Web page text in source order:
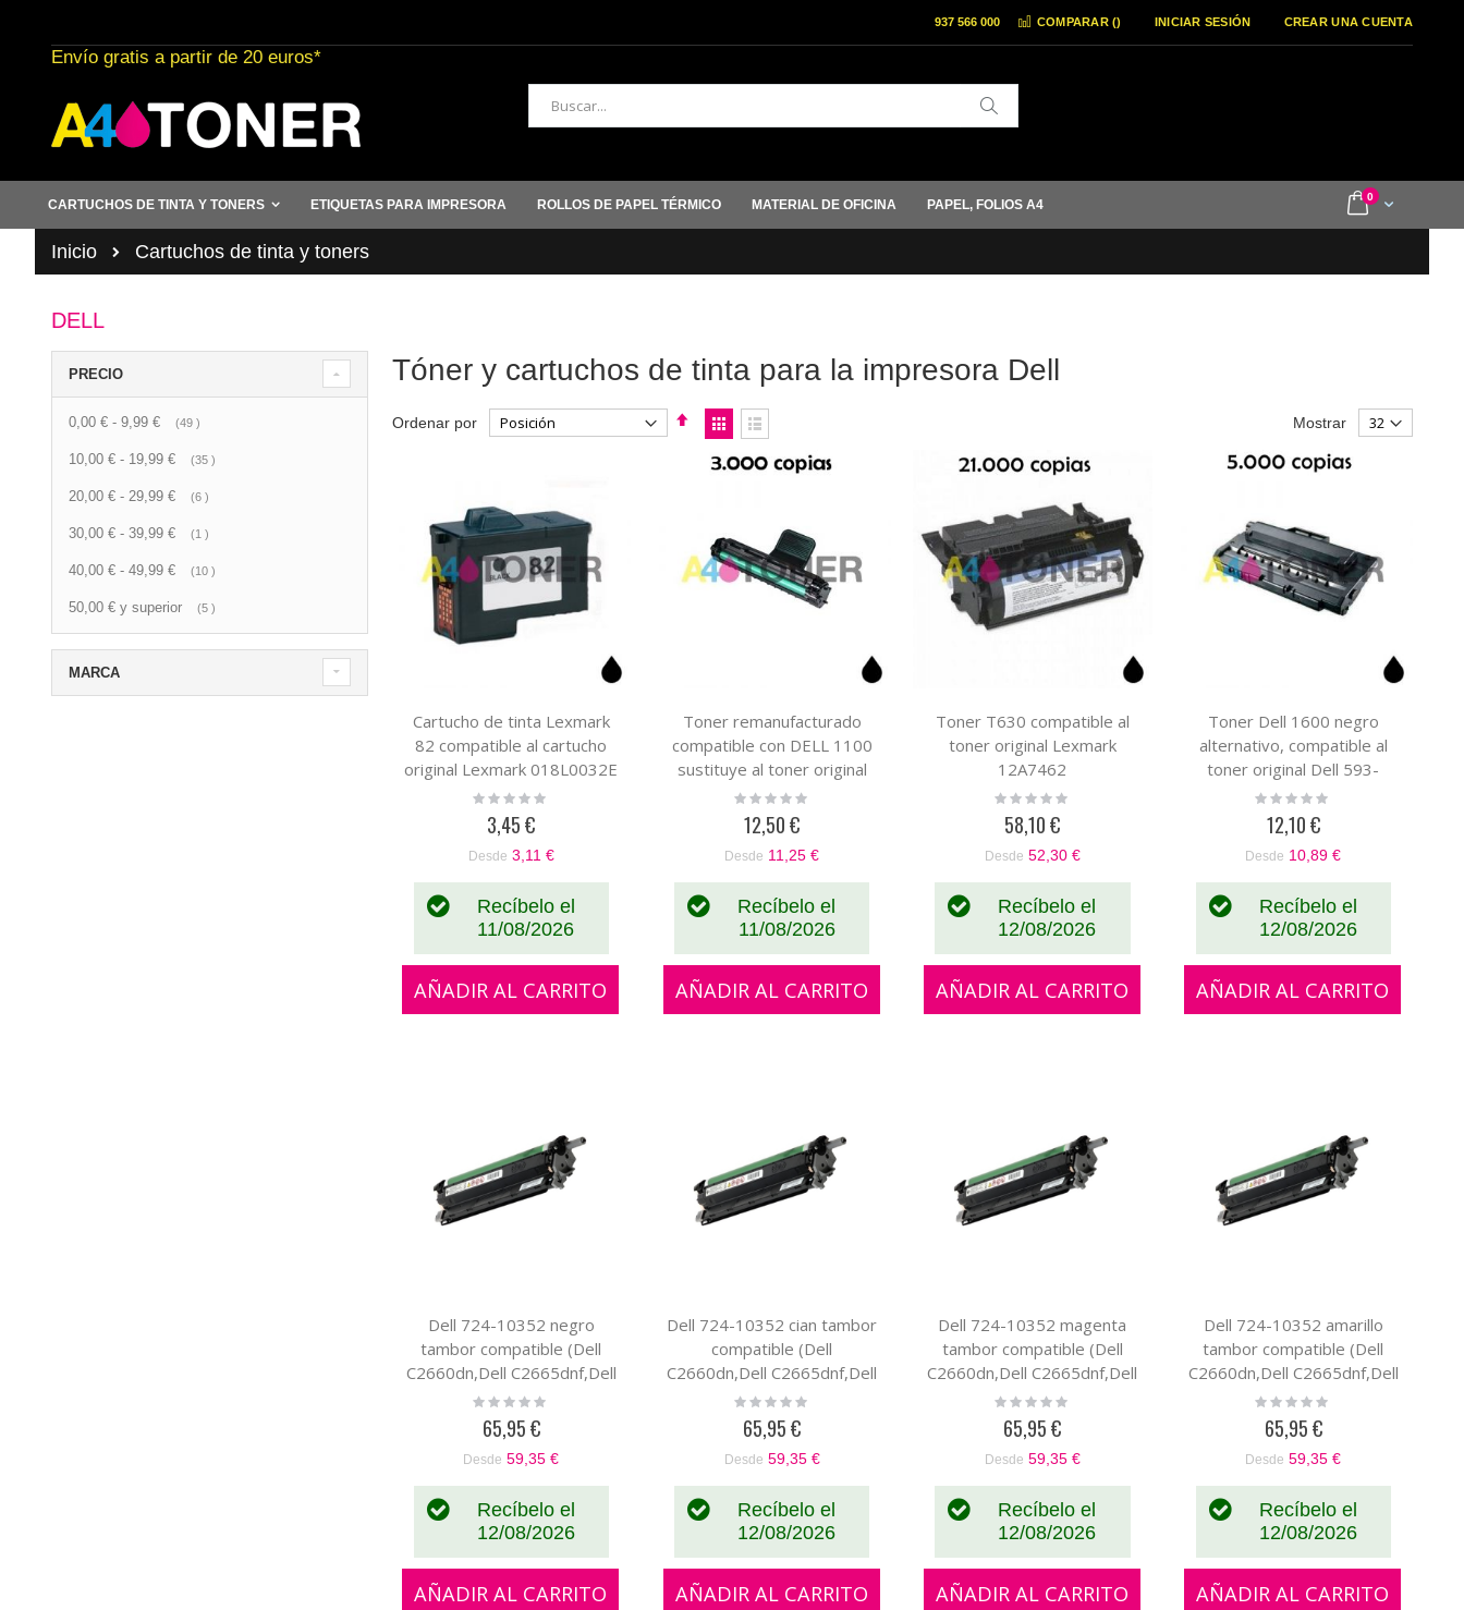
al
contenido
COMPARAR () INICIAR SESIÓN CREAR UNA CUENTA
937 566 000
Envío gratis a partir de 20 euros*
Buscar
Cart
0items
CARTUCHOS DE TINTA Y TONERS ETIQUETAS PARA IMPRESORA ROLLOS DE PAPEL TÉRMICO MATERIAL DE OFICINA PAPEL, FOLIOS A4
Inicio Cartuchos de tinta y toners
DELL
Tóner y cartuchos de tinta para la impresora Dell
Ordenar por
Fijar
Dirección
Descendente
Ver
como
Mostrar
Cartucho de tinta Lexmark
82 compatible al cartucho
original Lexmark 018L0032E
Rating:
3,45 €
Desde 3,11 €
Recíbelo el
11/08/2026
AÑADIR AL CARRITO
Toner remanufacturado
compatible con DELL 1100
sustituye al toner original
ML-1610D3
Rating:
12,50 €
Desde 11,25 €
Recíbelo el
11/08/2026
AÑADIR AL CARRITO
Toner T630 compatible al
toner original Lexmark
12A7462
Rating:
58,10 €
Desde 52,30 €
Recíbelo el
12/08/2026
AÑADIR AL CARRITO
Toner Dell 1600 negro
alternativo, compatible al
toner original Dell 593-
10082
Rating:
12,10 €
Desde 10,89 €
Recíbelo el
12/08/2026
AÑADIR AL CARRITO
Dell 724-10352 negro
tambor compatible (Dell
C2660dn,Dell C2665dnf,Dell
C3760DN,Dell C3760N,Dell
C3765DNF)
Rating:
65,95 €
Desde 59,35 €
Recíbelo el
12/08/2026
AÑADIR AL CARRITO
Dell 724-10352 cian tambor
compatible (Dell
C2660dn,Dell C2665dnf,Dell
C3760DN,Dell C3760N,Dell
C3765DNF)
Rating:
65,95 €
Desde 59,35 €
Recíbelo el
12/08/2026
AÑADIR AL CARRITO
Dell 724-10352 magenta
tambor compatible (Dell
C2660dn,Dell C2665dnf,Dell
C3760DN,Dell C3760N,Dell
C3765DNF)
Rating:
65,95 €
Desde 59,35 €
Recíbelo el
12/08/2026
AÑADIR AL CARRITO
Dell 724-10352 amarillo
tambor compatible (Dell
C2660dn,Dell C2665dnf,Dell
C3760DN,Dell C3760N,Dell
C3765DNF)
Rating:
65,95 €
Desde 59,35 €
Recíbelo el
12/08/2026
AÑADIR AL CARRITO
PRECIO
0,00 € - 9,99 € 49 artículo
10,00 € - 19,99 € 35 artículo
20,00 € - 29,99 € 6 artículo
30,00 € - 39,99 € 1 artículo
40,00 € - 49,99 € 10 artículo
50,00 € y superior 5 artículo
MARCA